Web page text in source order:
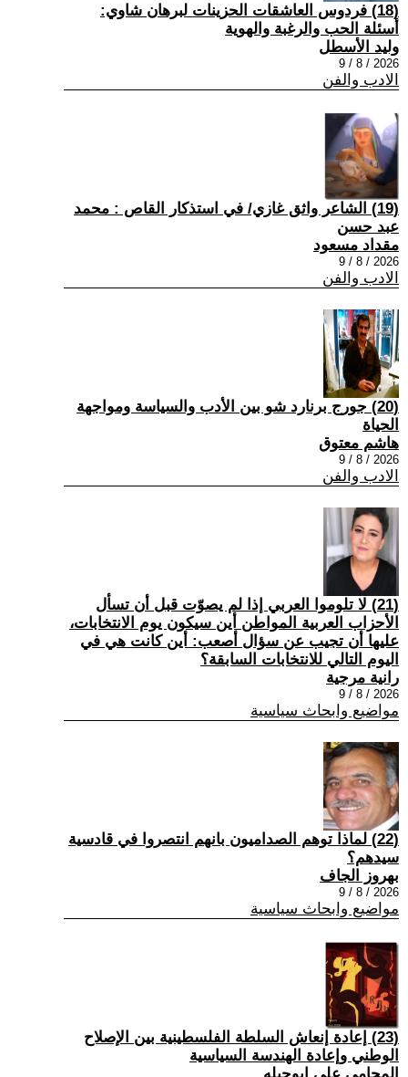
(18) فردوس العاشقات الحزينات لبرهان شاوي:
أسئلة الحب والرغبة والهوية
وليد الأسطل
2026 / 8 / 9
الادب والفن
(19) الشاعر واثق غازي/ في استذكار القاص : محمد
عبد حسن
مقداد مسعود
2026 / 8 / 9
الادب والفن
(20) جورج برنارد شو بين الأدب والسياسة ومواجهة
الحياة
هاشم معتوق
2026 / 8 / 9
الادب والفن
(21) لا تلوموا العربي إذا لم يصوّت قبل أن تسأل
الأحزاب العربية المواطن أين سيكون يوم الانتخابات،
عليها أن تجيب عن سؤال أصعب: أين كانت هي في
اليوم التالي للانتخابات السابقة؟
رانية مرجية
2026 / 8 / 9
مواضيع وابحاث سياسية
(22) ‏لماذا توهم الصداميون بانهم انتصروا في قادسية
سيدهم؟
بهروز الجاف
2026 / 8 / 9
مواضيع وابحاث سياسية
(23) إعادة إنعاش السلطة الفلسطينية بين الإصلاح
الوطني وإعادة الهندسة السياسية